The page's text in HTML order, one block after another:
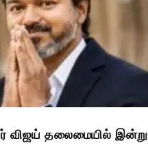
விஜய் தலைமையில் இன்று